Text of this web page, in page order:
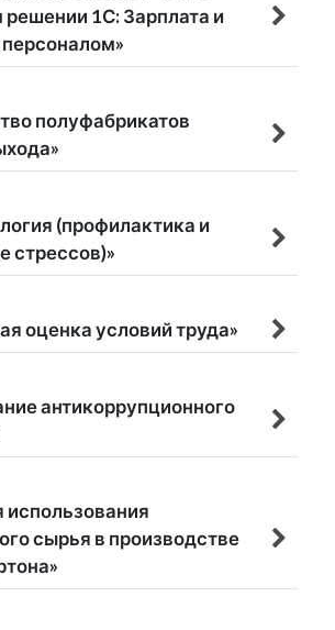
1С: Зарплата и
полуфабрикатов
(профилактика и
стрессов)»
оценка условий труда»
антикоррупционного
использования
сырья в производстве